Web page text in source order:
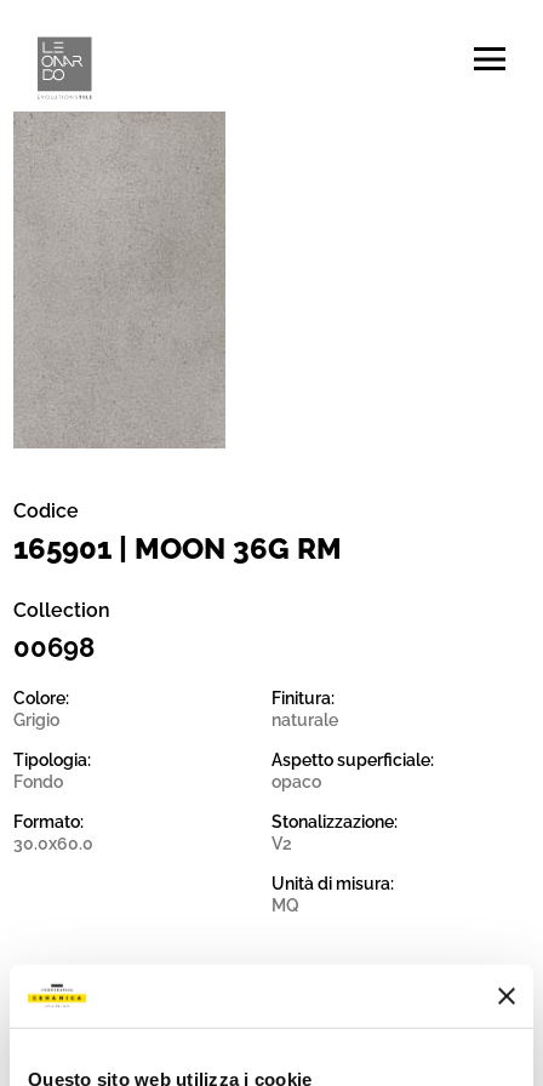
Questo sito web utilizza i cookie
Codice
165901 | MOON 36G RM
Collection
00698
Colore:
Grigio
Tipologia:
Fondo
Formato:
30.0x60.0
Finitura:
naturale
Aspetto superficiale:
opaco
Stonalizzazione:
V2
Unità di misura:
MQ